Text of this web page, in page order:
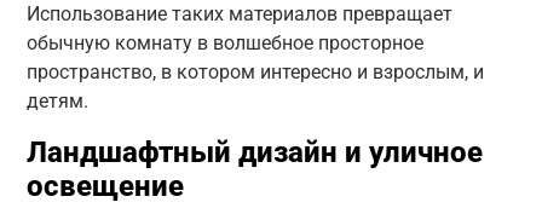
Использование таких материалов превращает
обычную комнату в волшебное просторное
пространство, в котором интересно и взрослым, и
детям.
Ландшафтный дизайн и уличное
освещение